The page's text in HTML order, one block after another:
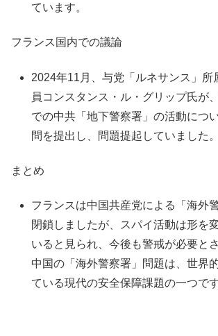
ています。
フランス国内での議論
2024年11月、与党「ルネサンス」所
員コンスタンス・ル・グリップ氏が
での中共「地下警察署」の活動につ
問を提出し、問題提起していました。
まとめ
フランスは中国共産党による「海外
閉鎖しましたが、スパイ活動は形を
いると見られ、今後も警戒が必要と
中国の「海外警察署」問題は、世界
ている現代の安全保障課題の一つです